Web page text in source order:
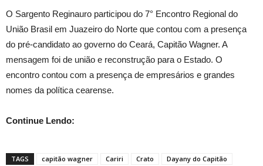
O Sargento Reginauro participou do 7° Encontro Regional do
União Brasil em Juazeiro do Norte que contou com a presença
do pré-candidato ao governo do Ceará, Capitão Wagner. A
mensagem foi de união e reconstrução para o Estado. O
encontro contou com a presença de empresários e grandes
nomes da política cearense.
Continue Lendo:
TAGS capitão wagner Cariri Crato
Dayany do Capitão